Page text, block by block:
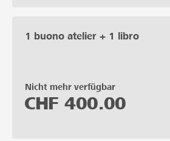
1 buono atelier + 1 libro
Nicht mehr verfügbar
CHF 400.00